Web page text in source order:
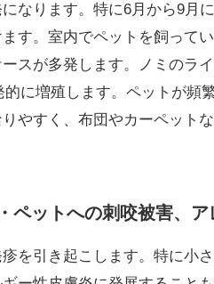
なります。特に6月から9月
す。室内でペットを飼って
スが多発します。ノミのラ
に増殖します。ペットが頻
やすく、布団やカーペット
ペットへの刺咬被害、
を引き起こします。特に小